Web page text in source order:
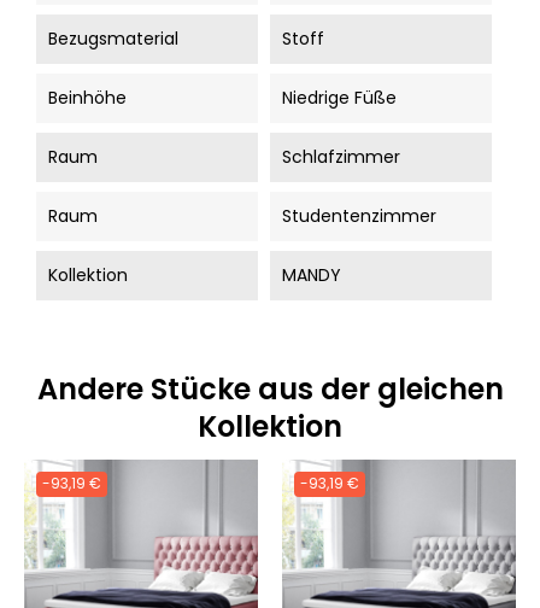
Bezugsmaterial Stoff
Beinhöhe Niedrige Füße
Raum Schlafzimmer
Raum Studentenzimmer
Kollektion MANDY
Andere Stücke aus der gleichen
Kollektion
-93,19 € -93,19 €